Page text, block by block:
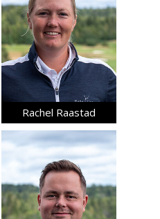
Rachel Raastad